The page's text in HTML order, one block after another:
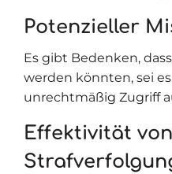
Potenzieller
Es gibt Bedenken,
werden könnten, sei
unrechtmäßig Zugriff
Effektivität